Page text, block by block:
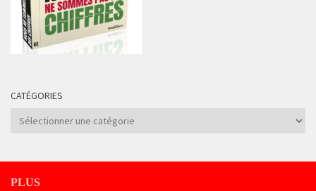
CATÉGORIES
Catégories
PLUS